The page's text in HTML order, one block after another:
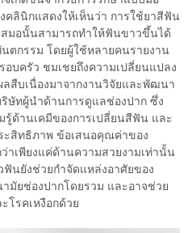
คลินิกแสดงให้เห็นว่า การใช้ยาสีฟัน
มอนั้นสามารถทำให้ฟันขาวขึ้นได้
ตกรรม โดยผู้ใช้หลายคนรายงาน
บครัว ชมเชยถึงความเปลี่ยนแปลง
ลสืบเนื่องมาจากงานวิจัยและพัฒนา
ษัทผู้นำด้านการดูแลช่องปาก ซึ่ง
ด้านเคมีของการเปลี่ยนสีฟัน และ
สิทธิภาพ ข้อเสนอคุณค่าของ
าเพียงแค่ด้านความสวยงามเท่านั้น
นยังช่วยกำจัดแหล่งอาศัยของ
มัยช่องปากโดยรวม และอาจช่วย
โรคเหงือกด้วย